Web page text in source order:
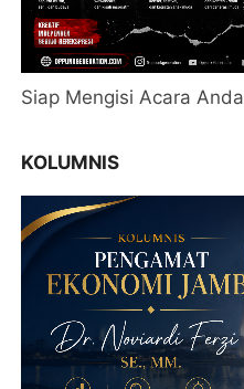
Siap Mengisi Acara Anda
KOLUMNIS